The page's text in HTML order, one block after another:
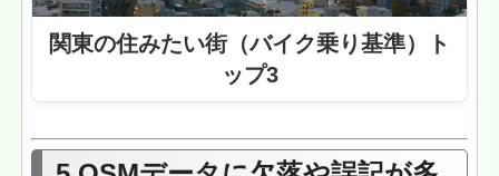
関東の住みたい街（バイク乗り基準）ト
ップ3